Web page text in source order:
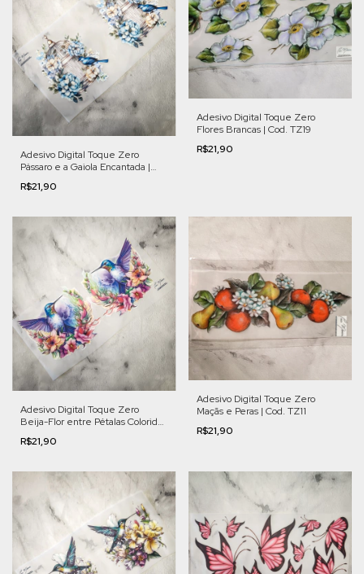
Adesivo Digital Toque Zero
Pássaro e a Gaiola Encantada |
R$21,90
Adesivo Digital Toque Zero
Flores Brancas | Cod. TZ19
R$21,90
Adesivo Digital Toque Zero
Beija-Flor entre Pétalas Coloridas
R$21,90
Adesivo Digital Toque Zero
Maçãs e Peras | Cod. TZ11
R$21,90